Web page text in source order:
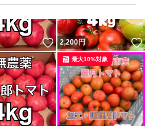
いいね！
2,200円
最大10%対象